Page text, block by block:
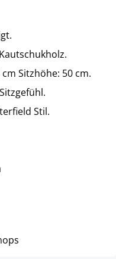
cm Sitzhöhe: 50 cm.
Stil.